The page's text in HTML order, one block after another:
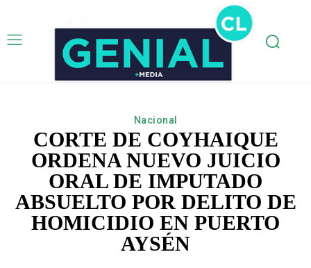
Nacional
CORTE DE COYHAIQUE
ORDENA NUEVO JUICIO
ORAL DE IMPUTADO
ABSUELTO POR DELITO DE
HOMICIDIO EN PUERTO
AYSÉN